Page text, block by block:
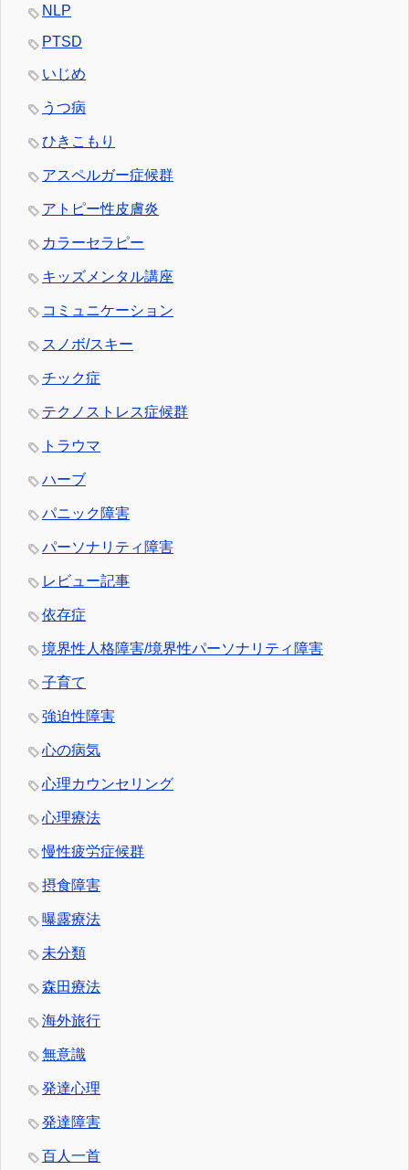
NLP
PTSD
いじめ
うつ病
ひきこもり
アスペルガー症候群
アトピー性皮膚炎
カラーセラピー
キッズメンタル講座
コミュニケーション
スノボ/スキー
チック症
テクノストレス症候群
トラウマ
ハーブ
パニック障害
パーソナリティ障害
レビュー記事
依存症
境界性人格障害/境界性パーソナリティ障害
子育て
強迫性障害
心の病気
心理カウンセリング
心理療法
慢性疲労症候群
摂食障害
曝露療法
未分類
森田療法
海外旅行
無意識
発達心理
発達障害
百人一首